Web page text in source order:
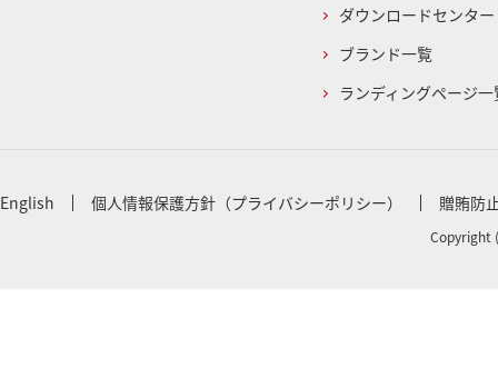
ダウンロードセンター
ブランド一覧
ランディングページ一
English 個人情報保護方針（プライバシーポリシー） 贈賄防
Copyright